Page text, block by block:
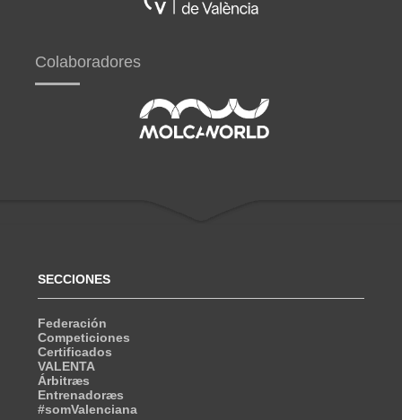
Colaboradores
SECCIONES
Federación
Competiciones
Certificados
VALENTA
Árbitræs
Entrenadoræs
#somValenciana